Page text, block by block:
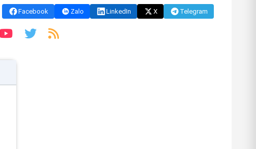
Facebook Zalo LinkedIn X Telegram